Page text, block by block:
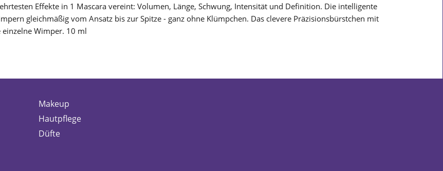
Effekte in 1 Mascara vereint: Volumen, Länge, Schwung, Intensität und Definition. Die intelligente
gleichmäßig vom Ansatz bis zur Spitze - ganz ohne Klümpchen. Das clevere Präzisionsbürstchen mit
Wimper. 10 ml
Makeup
Hautpflege
Düfte